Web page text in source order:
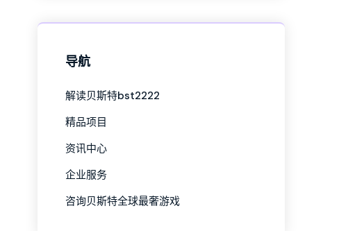
导航
解读贝斯特bst2222
精品项目
资讯中心
企业服务
咨询贝斯特全球最奢游戏